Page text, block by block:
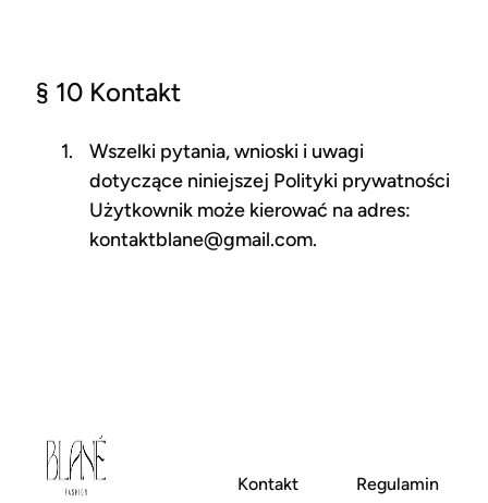
§ 10 Kontakt
Wszelki pytania, wnioski i uwagi
dotyczące niniejszej Polityki prywatności
Użytkownik może kierować na adres:
kontaktblane@gmail.com.
Kontakt
Regulamin